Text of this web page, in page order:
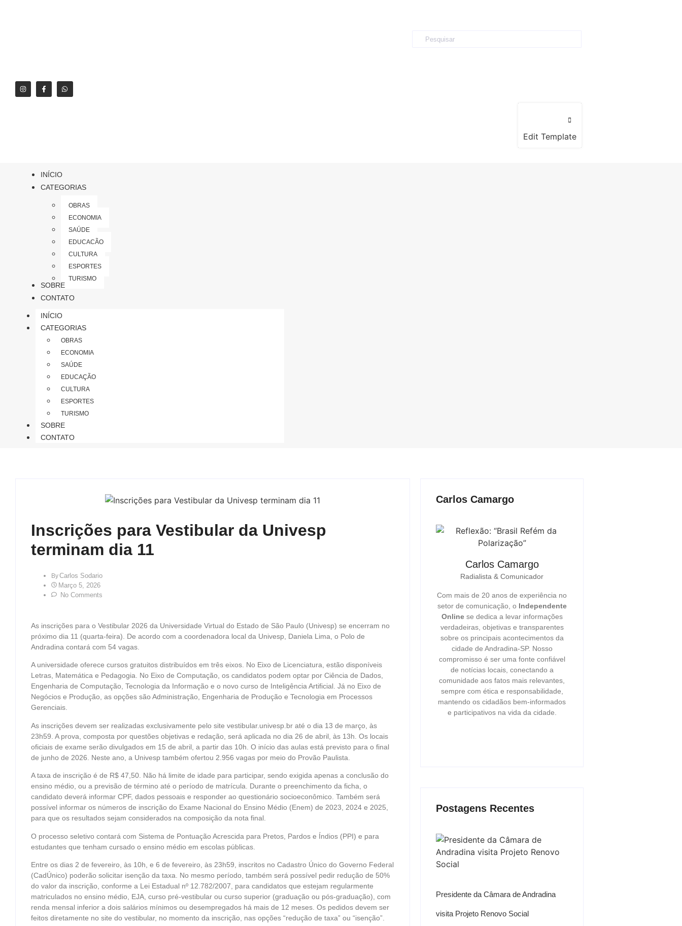
Edit Template
INÍCIO
CATEGORIAS
OBRAS
ECONOMIA
SAÚDE
EDUCAÇÃO
CULTURA
ESPORTES
TURISMO
SOBRE
CONTATO
INÍCIO
CATEGORIAS
OBRAS
ECONOMIA
SAÚDE
EDUCAÇÃO
CULTURA
ESPORTES
TURISMO
SOBRE
CONTATO
Inscrições para Vestibular da Univesp
terminam dia 11
ByCarlos Sodario
Março 5, 2026
No Comments
As inscrições para o Vestibular 2026 da Universidade Virtual do Estado de São Paulo (Univesp) se encerram no
próximo dia 11 (quarta-feira). De acordo com a coordenadora local da Univesp, Daniela Lima, o Polo de
Andradina contará com 54 vagas.
A universidade oferece cursos gratuitos distribuídos em três eixos. No Eixo de Licenciatura, estão disponíveis
Letras, Matemática e Pedagogia. No Eixo de Computação, os candidatos podem optar por Ciência de Dados,
Engenharia de Computação, Tecnologia da Informação e o novo curso de Inteligência Artificial. Já no Eixo de
Negócios e Produção, as opções são Administração, Engenharia de Produção e Tecnologia em Processos
Gerenciais.
As inscrições devem ser realizadas exclusivamente pelo site vestibular.univesp.br até o dia 13 de março, às
23h59. A prova, composta por questões objetivas e redação, será aplicada no dia 26 de abril, às 13h. Os locais
oficiais de exame serão divulgados em 15 de abril, a partir das 10h. O início das aulas está previsto para o final
de junho de 2026. Neste ano, a Univesp também ofertou 2.956 vagas por meio do Provão Paulista.
A taxa de inscrição é de R$ 47,50. Não há limite de idade para participar, sendo exigida apenas a conclusão do
ensino médio, ou a previsão de término até o período de matrícula. Durante o preenchimento da ficha, o
candidato deverá informar CPF, dados pessoais e responder ao questionário socioeconômico. Também será
possível informar os números de inscrição do Exame Nacional do Ensino Médio (Enem) de 2023, 2024 e 2025,
para que os resultados sejam considerados na composição da nota final.
O processo seletivo contará com Sistema de Pontuação Acrescida para Pretos, Pardos e Índios (PPI) e para
estudantes que tenham cursado o ensino médio em escolas públicas.
Entre os dias 2 de fevereiro, às 10h, e 6 de fevereiro, às 23h59, inscritos no Cadastro Único do Governo Federal
(CadÚnico) poderão solicitar isenção da taxa. No mesmo período, também será possível pedir redução de 50%
do valor da inscrição, conforme a Lei Estadual nº 12.782/2007, para candidatos que estejam regularmente
matriculados no ensino médio, EJA, curso pré-vestibular ou curso superior (graduação ou pós-graduação), com
renda mensal inferior a dois salários mínimos ou desempregados há mais de 12 meses. Os pedidos devem ser
feitos diretamente no site do vestibular, no momento da inscrição, nas opções “redução de taxa” ou “isenção”.
Carlos Camargo
Carlos Camargo
Radialista & Comunicador
Com mais de 20 anos de experiência no
setor de comunicação, o Independente
Onlinese dedica a levar informações
verdadeiras, objetivas e transparentes
sobre os principais acontecimentos da
cidade de Andradina-SP. Nosso
compromisso é ser uma fonte confiável
de notícias locais, conectando a
comunidade aos fatos mais relevantes,
sempre com ética e responsabilidade,
mantendo os cidadãos bem-informados
e participativos na vida da cidade.
Postagens Recentes
Presidente da Câmara de Andradina
visita Projeto Renovo Social